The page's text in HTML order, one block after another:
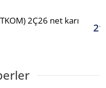
2Ç26 net karı